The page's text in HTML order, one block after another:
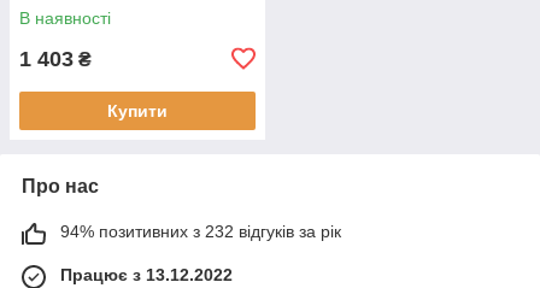
В наявності
1 403 ₴
Купити
Про нас
94% позитивних з 232 відгуків за рік
Працює з 13.12.2022